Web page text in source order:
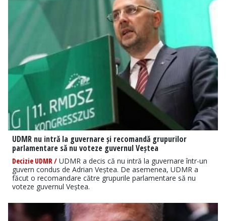
UDMR nu intră la guvernare și recomandă grupurilor
parlamentare să nu voteze guvernul Veștea
Decizie UDMR / UDMR a decis că nu intră la guvernare într-un
guvern condus de Adrian Veștea. De asemenea, UDMR a
făcut o recomandare către grupurile parlamentare să nu
voteze guvernul Veștea.